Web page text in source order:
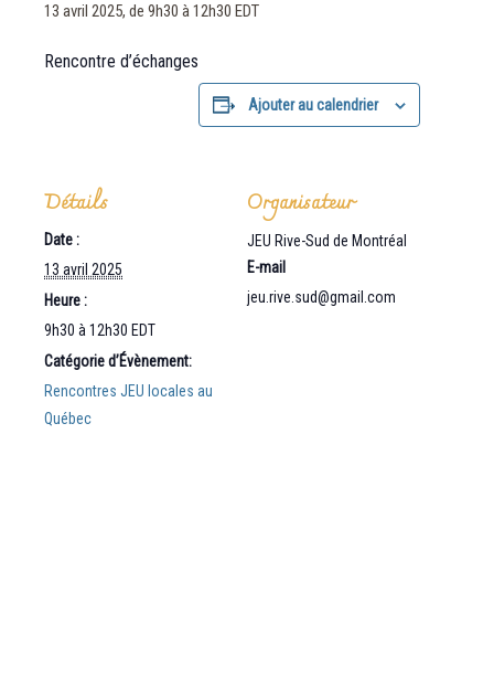
13 avril 2025, de 9h30 à12h30 EDT
Rencontre d’échanges
Ajouter au calendrier
Détails
Date :
13 avril 2025
Heure :
9h30 à 12h30 EDT
Catégorie d’Évènement:
Rencontres JEU locales au
Québec
Organisateur
JEU Rive-Sud de Montréal
E-mail
jeu.rive.sud@gmail.com